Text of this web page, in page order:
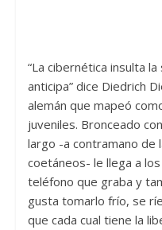
“La cibernética insulta
anticipa” dice Diedrich
alemán que mapeó
juveniles. Bronceado
largo -a contramano de
coetáneos- le llega a
teléfono que graba y
gusta tomarlo frío, se
que cada cual tiene la